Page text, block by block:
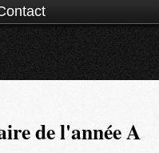
de l'année A